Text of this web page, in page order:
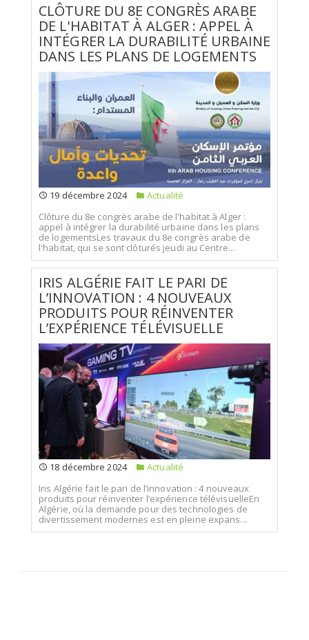
CLÔTURE DU 8E CONGRÈS ARABE
DE L'HABITAT À ALGER : APPEL À
INTÉGRER LA DURABILITÉ URBAINE
DANS LES PLANS DE LOGEMENTS
19 décembre 2024
Actualité
Clôture du 8e congrès arabe de l'habitat à Alger :
appel à intégrer la durabilité urbaine dans les plans
de logementsLes travaux du 8e congrès arabe de
l'habitat, qui se sont clôturés jeudi au Centre...
IRIS ALGÉRIE FAIT LE PARI DE
L’INNOVATION : 4 NOUVEAUX
PRODUITS POUR RÉINVENTER
L’EXPÉRIENCE TÉLÉVISUELLE
18 décembre 2024
Actualité
Iris Algérie fait le pari de l’innovation : 4 nouveaux
produits pour réinventer l’expérience télévisuelleEn
Algérie, où la demande pour des technologies de
divertissement modernes est en pleine expans...